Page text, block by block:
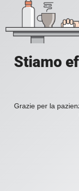
Stiamo
Grazie per la